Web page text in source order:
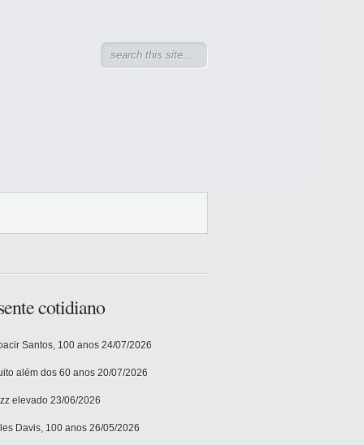
cotidiano
Santos, 100 anos 24/07/2026
além dos 60 anos 20/07/2026
elevado 23/06/2026
Davis, 100 anos 26/05/2026